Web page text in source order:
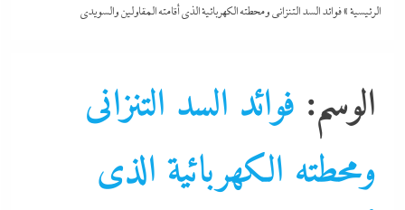
الرئيسية»فوائد السد التنزانى ومحطته الكهربائية الذى أقامته المقاولين والسويدى
الوسم: فوائد السد التنزانى
ومحطته الكهربائية الذى
اقتصاد
التحليل اللحظي